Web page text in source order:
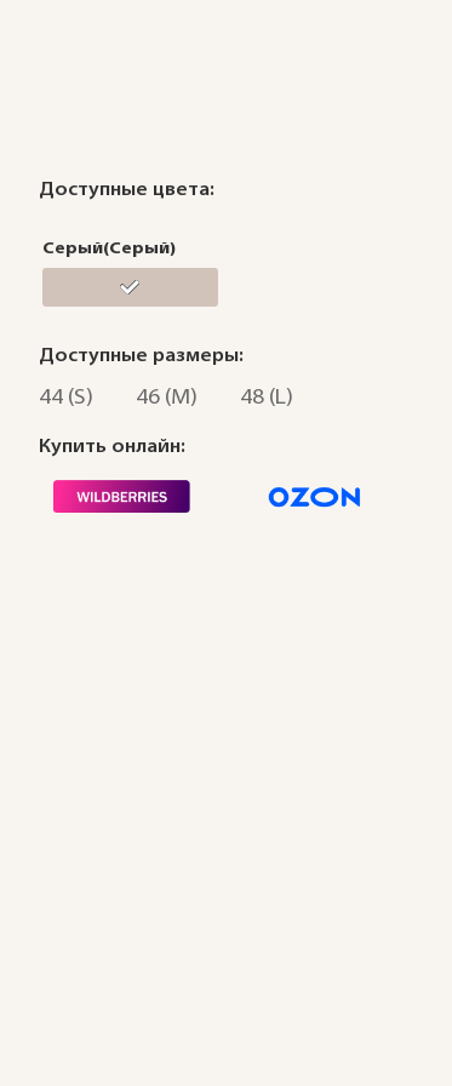
Доступные цвета:
Серый(Серый)
Доступные размеры:
44 (S) 46 (M) 48 (L)
Купить онлайн: